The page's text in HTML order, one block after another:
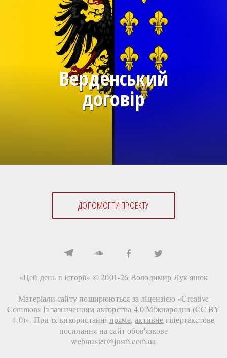
Верденський
договір
ДОПОМОГТИ ПРОЕКТУ
«Цей день в історії» © 2001-26 Володимир Лук'янюк
Матеріали сайту поширюються за ліцензією «Creative
Commons Із зазначенням авторства 4.0 Міжнародна (CC BY
4.0)». При їх використанні пряме,активне гіпертекстове
посилання на сайтобов'язкове
webmaster@jnsm.com.ua